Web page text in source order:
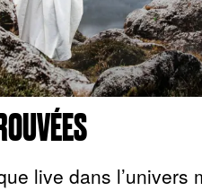
live dans l’univers